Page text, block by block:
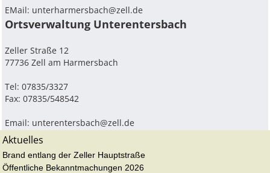
EMail: unterharmersbach@zell.de
Ortsverwaltung Unterentersbach
Zeller Straße 12
77736 Zell am Harmersbach
Tel: 07835/3327
Fax: 07835/548542
Email: unterentersbach@zell.de
Aktuelles
Brand entlang der Zeller Hauptstraße
Öffentliche Bekanntmachungen 2026